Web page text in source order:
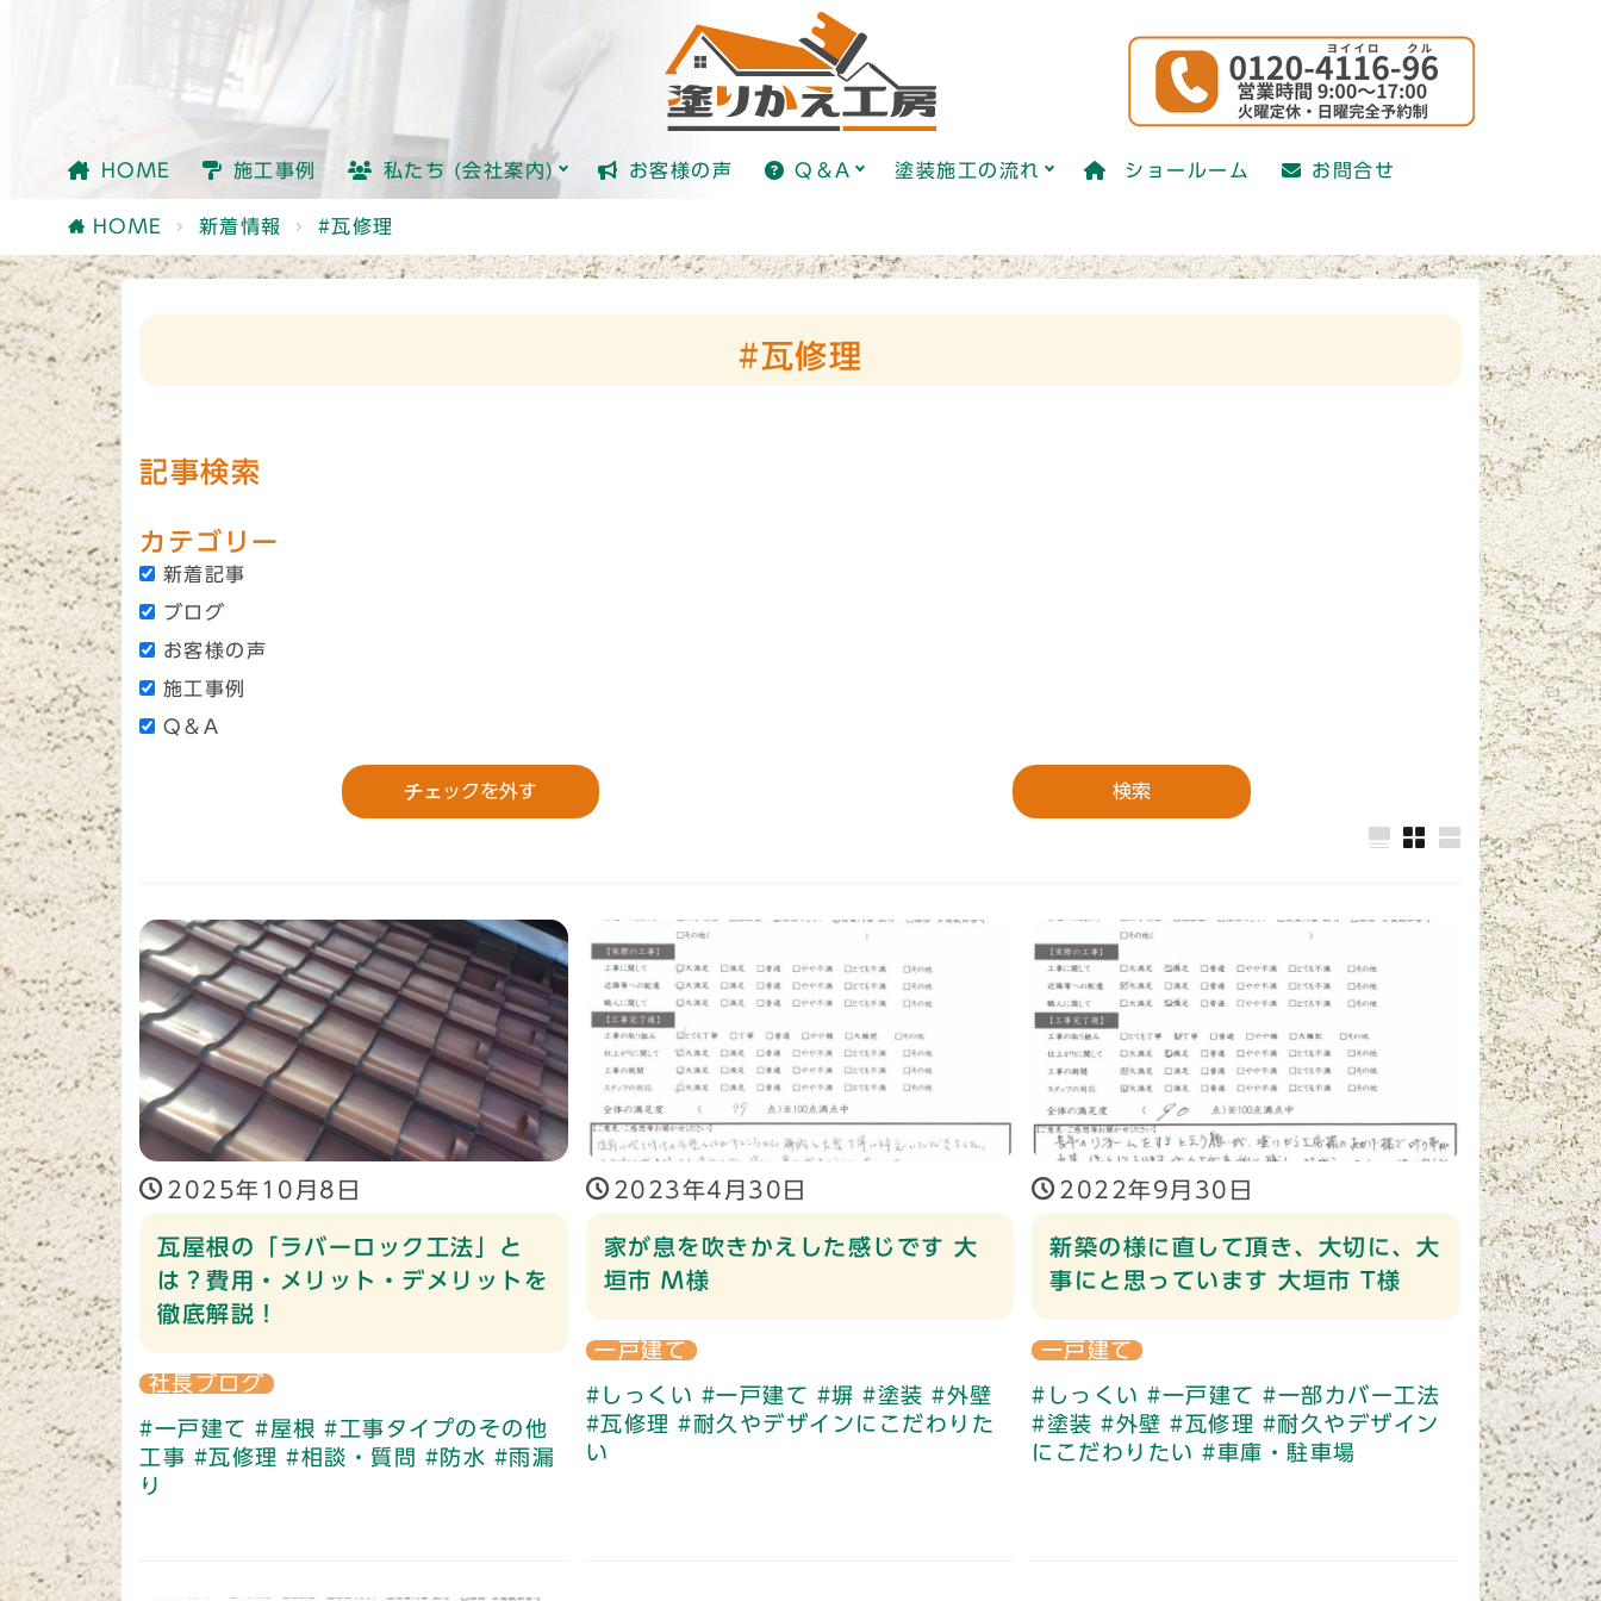
HOME 施工事例 私たち (会社案内) お客様の声 Q＆A 塗装施工の流れ ショールーム お問合せ
HOME 新着情報 #瓦修理
#瓦修理
記事検索
カテゴリー
新着記事
ブログ
お客様の声
施工事例
Q＆A
2025年10月8日
瓦屋根の「ラバーロック工法」と
は？費用・メリット・デメリットを
徹底解説！
社長ブログ
#一戸建て #屋根 #工事タイプのその他
工事 #瓦修理 #相談・質問 #防水 #雨漏
り
2023年4月30日
家が息を吹きかえした感じです 大
垣市 M様
一戸建て
#しっくい #一戸建て #塀 #塗装 #外壁
#瓦修理 #耐久やデザインにこだわりた
い
2022年9月30日
新築の様に直して頂き、大切に、大
事にと思っています 大垣市 T様
一戸建て
#しっくい #一戸建て #一部カバー工法
#塗装 #外壁 #瓦修理 #耐久やデザイン
にこだわりたい #車庫・駐車場
全国標準価格ガイド(日本塗りかえ研究会)